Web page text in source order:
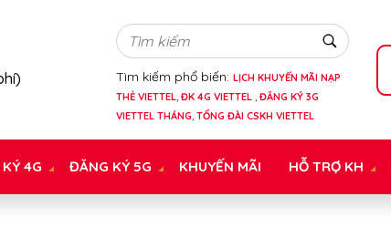
Tìm kiếm phổ biến: LỊCH KHUYẾN MÃI NẠP
THẺ VIETTEL, ĐK 4G VIETTEL , ĐĂNG KÝ 3G
VIETTEL THÁNG, TỔNG ĐÀI CSKH VIETTEL
4G ĐĂNG KÝ 5G KHUYẾN MÃI HỖ TRỢ KH